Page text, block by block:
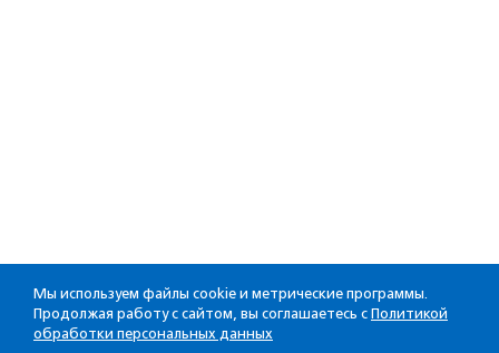
Мы используем файлы cookie и метрические программы.
Продолжая работу с сайтом, вы соглашаетесь с Политикой
обработки персональных данных